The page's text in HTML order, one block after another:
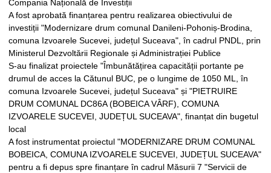
Compania Națională de Investiții
A fost aprobată finanțarea pentru realizarea obiectivului de
investiții "Modernizare drum comunal Danileni-Pohoniș-Brodina,
comuna Izvoarele Sucevei, județul Suceava", în cadrul PNDL, prin
Ministerul Dezvoltării Regionale și Administrației Publice
S-au finalizat proiectele "Îmbunătățirea capacității portante pe
drumul de acces la Cătunul BUC, pe o lungime de 1050 ML, în
comuna Izvoarele Sucevei, județul Suceava" și "PIETRUIRE
DRUM COMUNAL DC86A (BOBEICA VÂRF), COMUNA
IZVOARELE SUCEVEI, JUDEȚUL SUCEAVA", finanțat din bugetul
local
A fost instrumentat proiectul "MODERNIZARE DRUM COMUNAL
BOBEICA, COMUNA IZVOARELE SUCEVEI, JUDEȚUL SUCEAVA"
pentru a fi depus spre finanțare în cadrul Măsurii 7 "Servicii de